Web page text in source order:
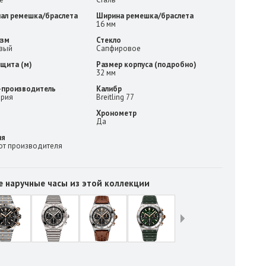
ремешка/браслета
Ширина ремешка/браслета
16 мм
Стекло
Сапфировое
(м)
Размер корпуса (подробно)
32 мм
Калибр
Breitling 77
Хронометр
Да
производителя
наручные часы из этой коллекции